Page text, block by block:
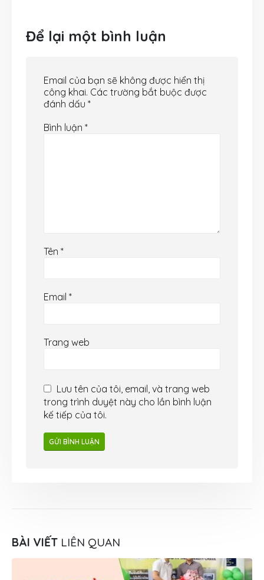
Để lại một bình luận
Email của bạn sẽ không được hiển thị
công khai. Các trường bắt buộc được
đánh dấu *
Bình luận *
Tên *
Email *
Trang web
Lưu tên của tôi, email, và trang web
trong trình duyệt này cho lần bình luận
kế tiếp của tôi.
BÀI VIẾT LIÊN QUAN